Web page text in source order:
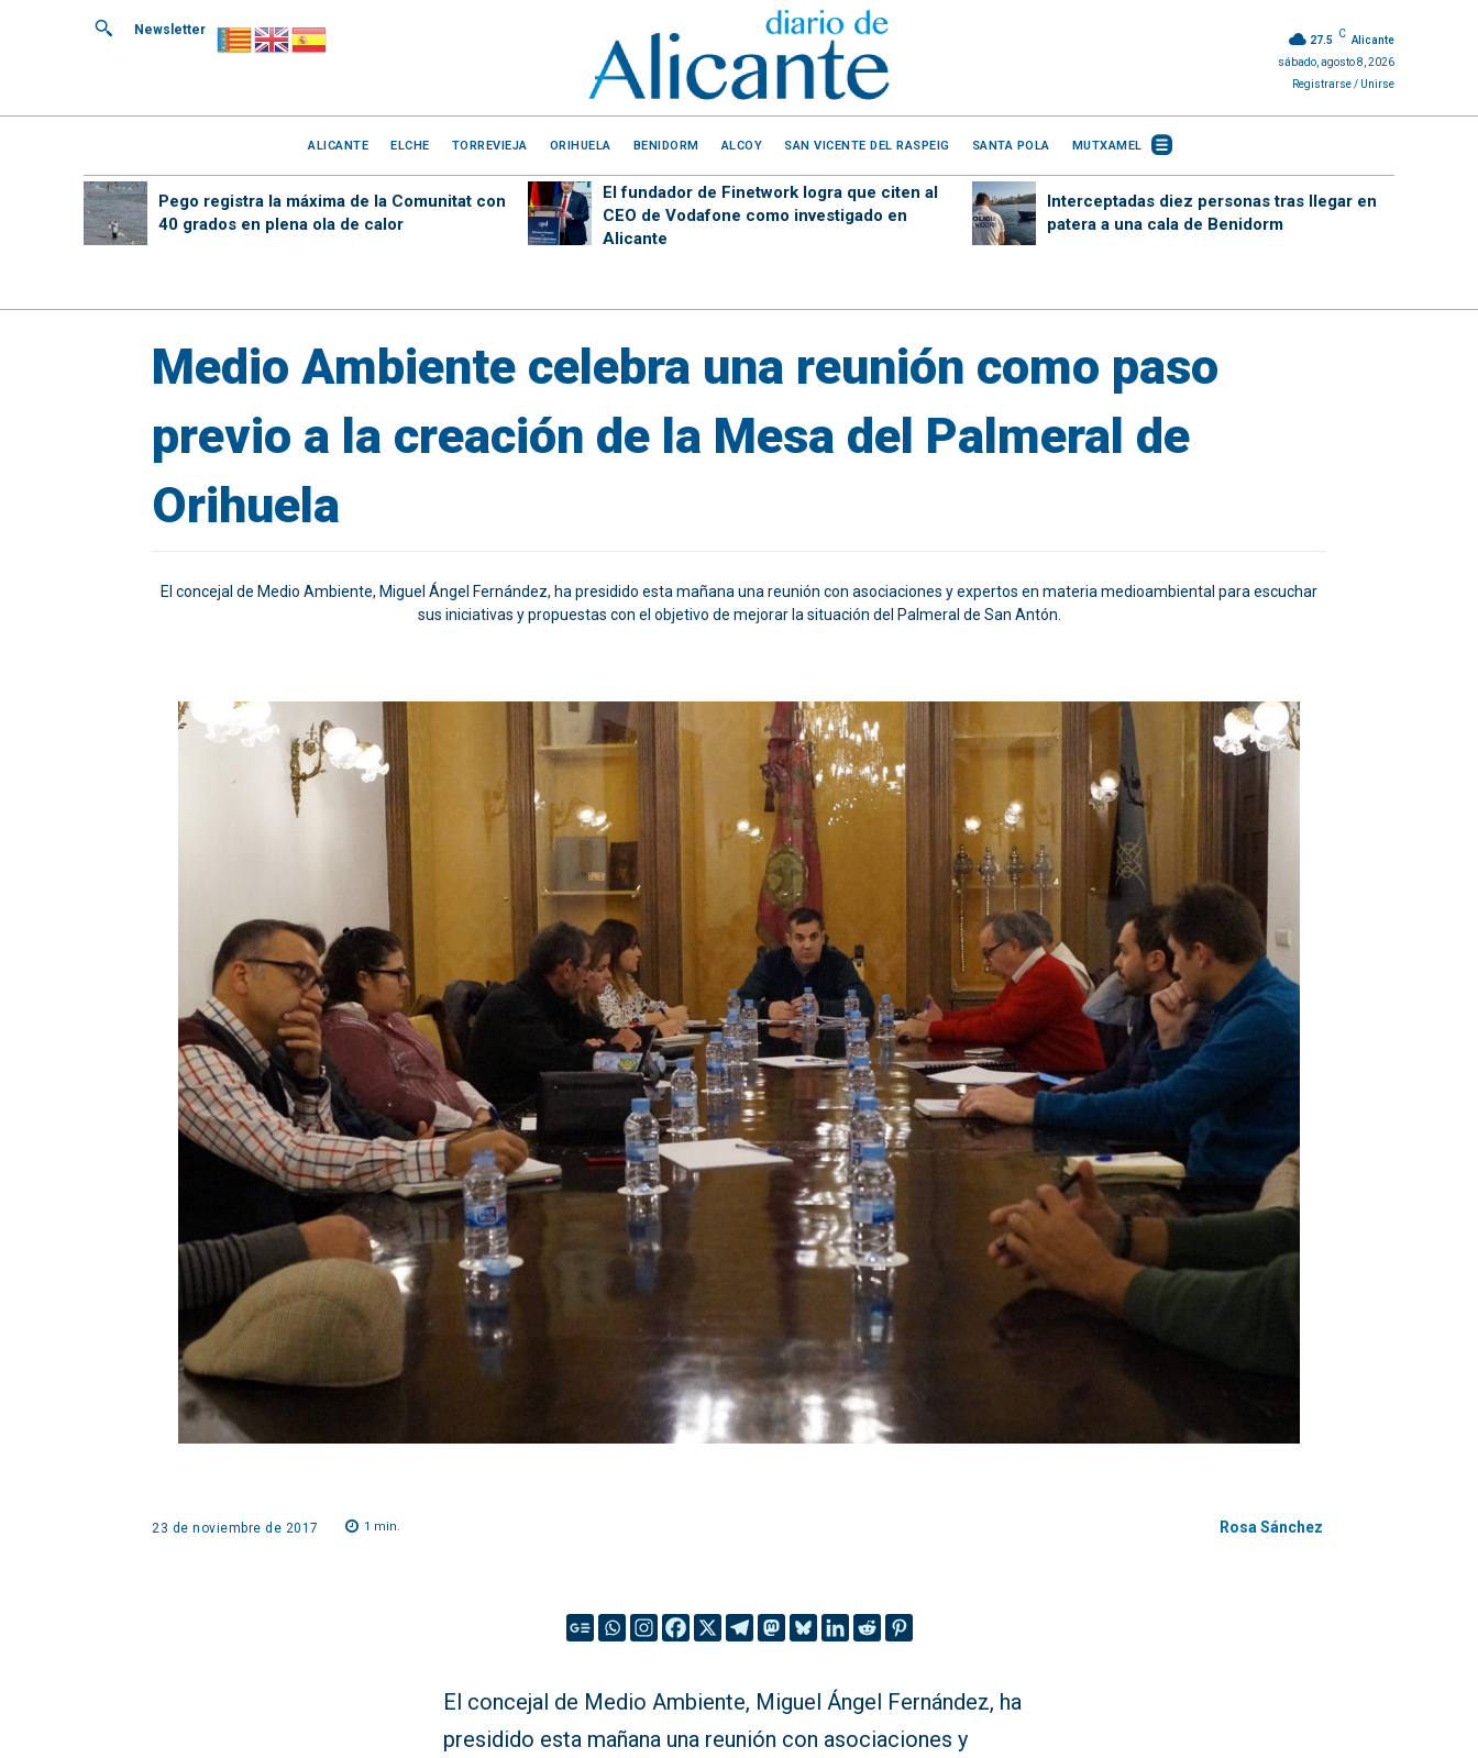
Newsletter
27.5
C
Alicante
sábado, agosto 8, 2026
Registrarse / Unirse
ALICANTE ELCHE TORREVIEJA ORIHUELA BENIDORM ALCOY SAN VICENTE DEL RASPEIG SANTA POLA MUTXAMEL
Pego registra la máxima de la Comunitat con
40 grados en plena ola de calor
El fundador de Finetwork logra que citen al
CEO de Vodafone como investigado en
Alicante
Interceptadas diez personas tras llegar en
patera a una cala de Benidorm
Medio Ambiente celebra una reunión como paso
previo a la creación de la Mesa del Palmeral de
Orihuela
El concejal de Medio Ambiente, Miguel Ángel Fernández, ha presidido esta mañana una reunión con asociaciones y expertos en materia medioambiental para escuchar
sus iniciativas y propuestas con el objetivo de mejorar la situación del Palmeral de San Antón.
23 de noviembre de 2017 1 min. Rosa Sánchez
El concejal de Medio Ambiente, Miguel Ángel Fernández, ha
presidido esta mañana una reunión con asociaciones y